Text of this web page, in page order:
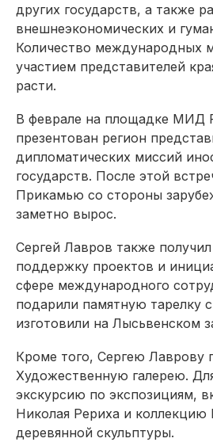
других государств, а также
внешнеэкономических и
Количество международных
участием представителей
расти.
В феврале на площадке МИД
презентован регион
дипломатических миссий
государств. После этой
Прикамью со стороны
заметно вырос.
Сергей Лавров также получил
поддержку проектов и
сфере международного
подарили памятную тарелку
изготовили на Лысьвенском
Кроме того, Сергею Лаврову
Художественную галерею.
экскурсию по экспозициям,
Николая Рериха и коллекцию
деревянной скульптуры.